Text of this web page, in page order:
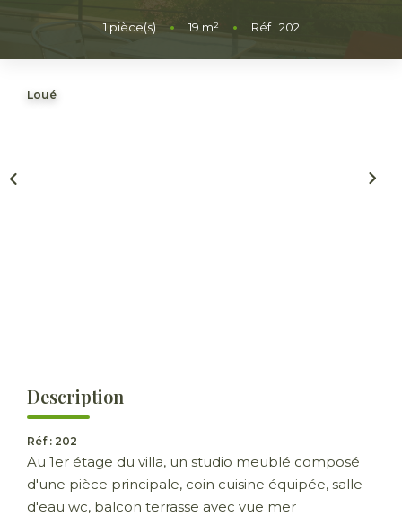
1 pièce(s) • 19 m² • Réf : 202
Loué
Description
Réf : 202
Au 1er étage du villa, un studio meublé composé
d'une pièce principale, coin cuisine équipée, salle
d'eau wc, balcon terrasse avec vue mer